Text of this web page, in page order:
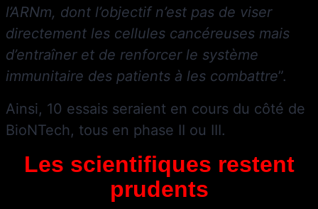
l’ARNm, dont l’objectif n’est pas de viser
directement les cellules cancéreuses mais
d’entraîner et de renforcer le système
immunitaire des patients à les combattre”.
Ainsi, 10 essais seraient en cours du côté de
BioNTech, tous en phase II ou III.
Les scientifiques restent
prudents